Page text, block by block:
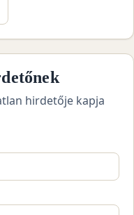
hirdetője kapja